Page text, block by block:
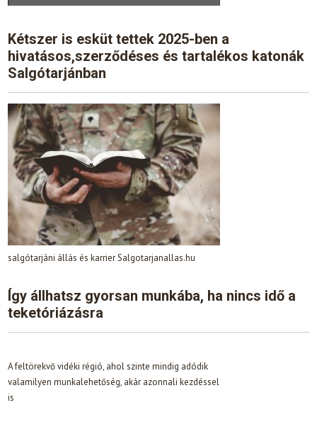
Kétszer is esküt tettek 2025-ben a
hivatásos,szerződéses és tartalékos katonák
Salgótarjánban
salgótarjáni állás és karrier Salgotarjanallas.hu
Így állhatsz gyorsan munkába, ha nincs idő a
teketóriázásra
A feltörekvő vidéki régió, ahol szinte mindig adódik
valamilyen munkalehetőség, akár azonnali kezdéssel
is